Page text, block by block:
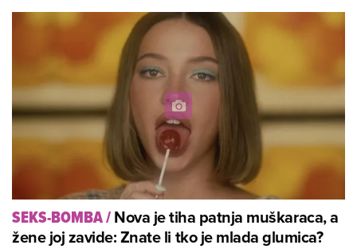
SEKS-BOMBA/Nova je tiha patnja muškaraca, a
žene joj zavide: Znate li tko je mlada glumica?